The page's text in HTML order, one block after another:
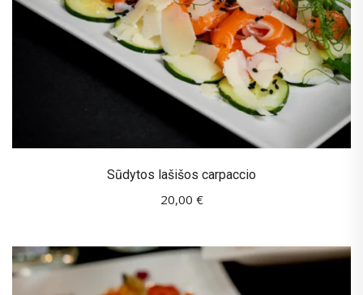
Sūdytos lašišos carpaccio
20,00 €